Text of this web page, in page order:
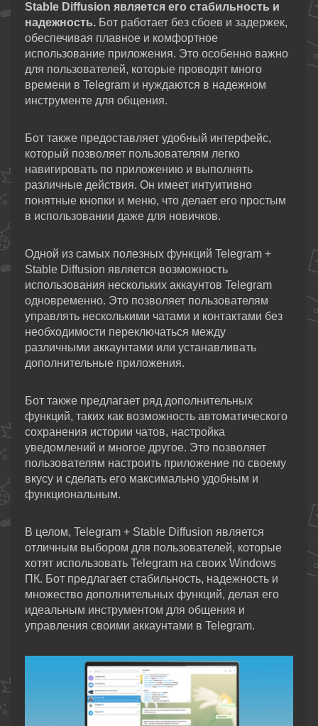
Stable Diffusion является его стабильность и
надежность. Бот работает без сбоев и задержек,
обеспечивая плавное и комфортное
использование приложения. Это особенно важно
для пользователей, которые проводят много
времени в Telegram и нуждаются в надежном
инструменте для общения.
Бот также предоставляет удобный интерфейс,
который позволяет пользователям легко
навигировать по приложению и выполнять
различные действия. Он имеет интуитивно
понятные кнопки и меню, что делает его простым
в использовании даже для новичков.
Одной из самых полезных функций Telegram +
Stable Diffusion является возможность
использования нескольких аккаунтов Telegram
одновременно. Это позволяет пользователям
управлять несколькими чатами и контактами без
необходимости переключаться между
различными аккаунтами или устанавливать
дополнительные приложения.
Бот также предлагает ряд дополнительных
функций, таких как возможность автоматического
сохранения истории чатов, настройка
уведомлений и многое другое. Это позволяет
пользователям настроить приложение по своему
вкусу и сделать его максимально удобным и
функциональным.
В целом, Telegram + Stable Diffusion является
отличным выбором для пользователей, которые
хотят использовать Telegram на своих Windows
ПК. Бот предлагает стабильность, надежность и
множество дополнительных функций, делая его
идеальным инструментом для общения и
управления своими аккаунтами в Telegram.